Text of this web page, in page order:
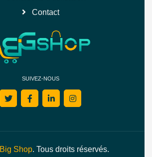
Contact
SUIVEZ-NOUS
Big Shop. Tous droits réservés.